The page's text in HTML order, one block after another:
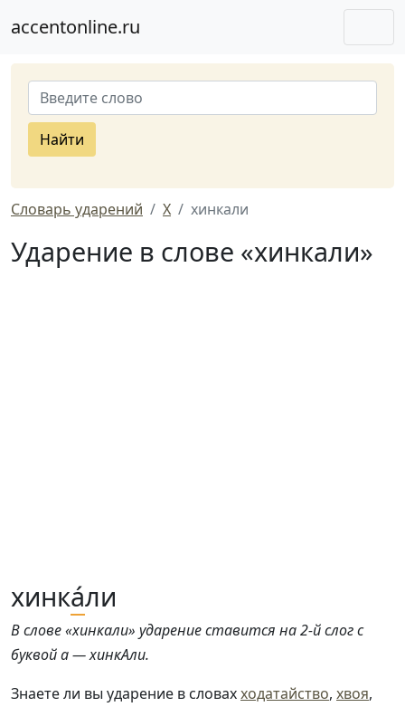
accentonline.ru
Найти
Словарь ударений Х хинкали
Ударение в слове «хинкали»
хинка́ли
В слове «хинкали» ударение ставится на 2-й слог с
буквой а — хинкАли.
Знаете ли вы ударение в словахходатайство, хвоя,